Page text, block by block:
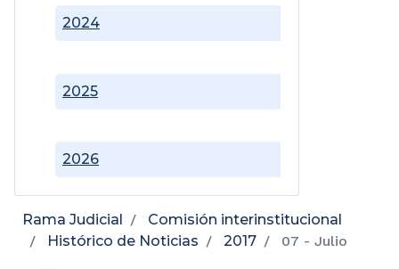
2024
2025
2026
Rama Judicial
Comisión interinstitucional
Histórico de Noticias
2017 07 - Julio